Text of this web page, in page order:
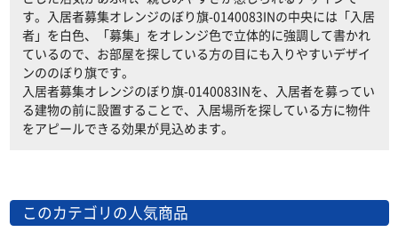
す。入居者募集オレンジのぼり旗-0140083INの中央には「入居
者」を白色、「募集」をオレンジ色で立体的に強調して書かれ
ているので、お部屋を探している方の目にも入りやすいデザイ
ンののぼり旗です。
入居者募集オレンジのぼり旗-0140083INを、入居者を募ってい
る建物の前に設置することで、入居場所を探している方に物件
をアピールできる効果が見込めます。
このカテゴリの人気商品